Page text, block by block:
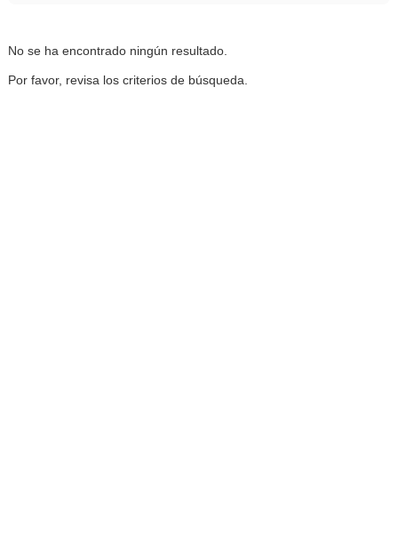
No se ha encontrado ningún resultado.
Por favor, revisa los criterios de búsqueda.